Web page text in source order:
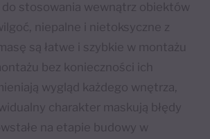
do stosowania wewnątrz obiektów
niepalne i nietoksyczne z
są łatwe i szybkie w montażu
bez konieczności ich
wygląd każdego wnętrza,
charakter maskują błędy
na etapie budowy w